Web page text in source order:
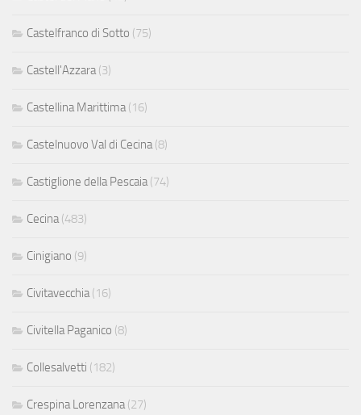
Castelfranco di Sotto (75)
Castell'Azzara (3)
Castellina Marittima (16)
Castelnuovo Val di Cecina (8)
Castiglione della Pescaia (74)
Cecina (483)
Cinigiano (9)
Civitavecchia (16)
Civitella Paganico (8)
Collesalvetti (182)
Crespina Lorenzana (27)